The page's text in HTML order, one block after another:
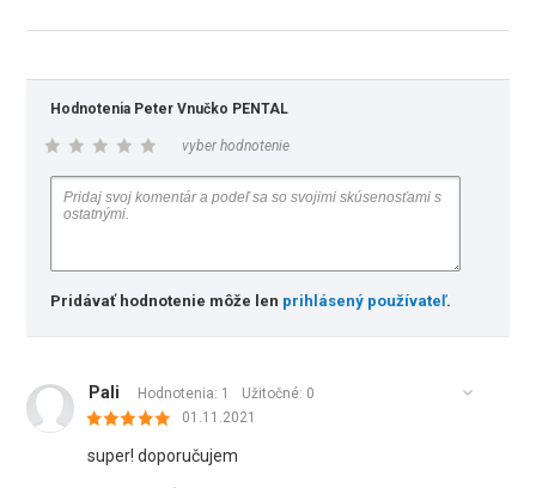
Hodnotenia Peter Vnučko PENTAL
vyber hodnotenie
Pridávať hodnotenie môže len prihlásený používateľ.
Pali Hodnotenia: 1 Užitočné: 0
01.11.2021
super! doporučujem